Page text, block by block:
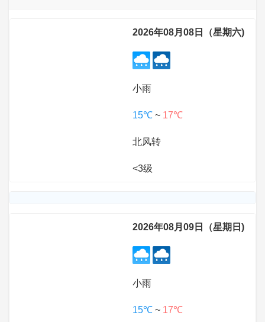
2026年08月08日（星期六)
小雨
15℃ ~ 17℃
北风转
<3级
2026年08月09日（星期日)
小雨
15℃ ~ 17℃